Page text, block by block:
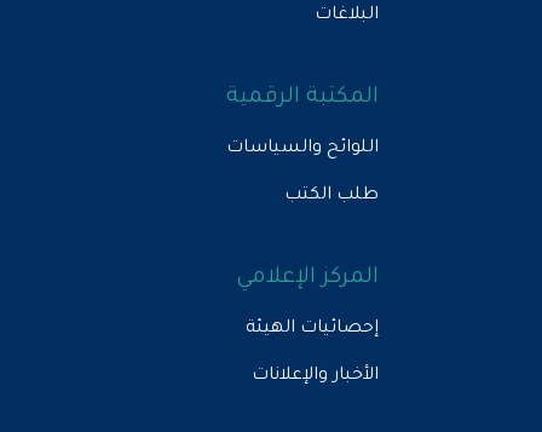
البلاغات
المكتبة الرقمية
اللوائح والسياسات
طلب الكتب
المركز الإعلامي
إحصائيات الهيئة
الأخبار والإعلانات